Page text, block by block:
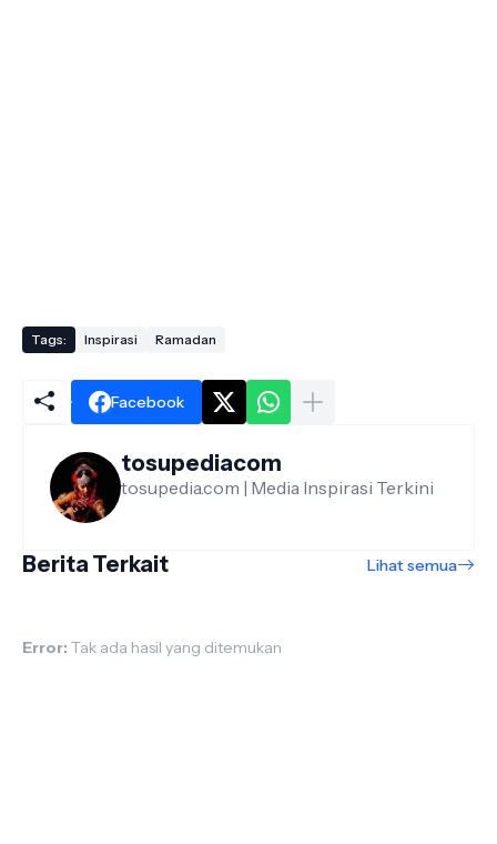
Tags: Inspirasi Ramadan
Facebook
tosupediacom
tosupedia.com | Media Inspirasi Terkini
Berita Terkait Lihat semua
Error: Tak ada hasil yang ditemukan